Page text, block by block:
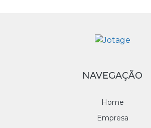
NAVEGAÇÃO
Home
Empresa